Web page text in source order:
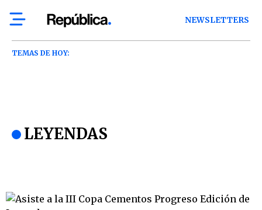
NEWSLETTERS
TEMAS DE HOY:
LEYENDAS